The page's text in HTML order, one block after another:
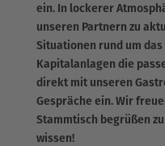
ein. In lockerer
unseren Partnern zu
Situationen rund um das
Kapitalanlagen die
direkt mit unseren
Gespräche ein. Wir
Stammtisch begrüßen
wissen!